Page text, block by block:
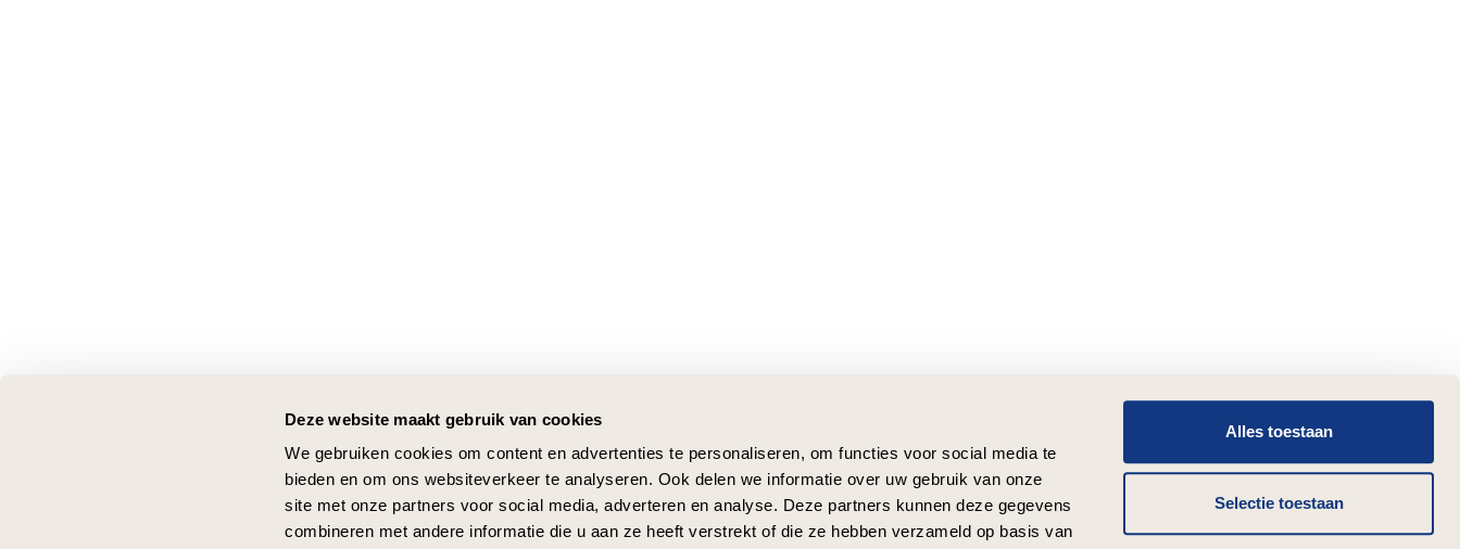
Deze website maakt gebruik van cookies
We gebruiken cookies om content en advertenties te personaliseren, om functies voor social media te
bieden en om ons websiteverkeer te analyseren. Ook delen we informatie over uw gebruik van onze
site met onze partners voor social media, adverteren en analyse. Deze partners kunnen deze gegevens
combineren met andere informatie die u aan ze heeft verstrekt of die ze hebben verzameld op basis van
Alles toestaan
Selectie toestaan